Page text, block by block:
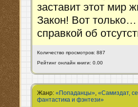
заставит этот мир
Закон! Вот
справкой об
Количество просмотров: 887
Рейтинг онлайн книги: 0.00
Жанр:«Попаданцы» ,«Самиздат,
фантастика и фэнтези»